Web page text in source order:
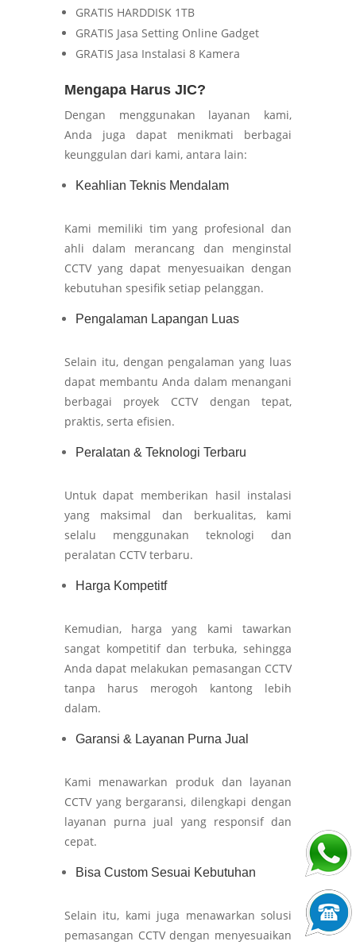
GRATIS HARDDISK 1TB
GRATIS Jasa Setting Online Gadget
GRATIS Jasa Instalasi 8 Kamera
Mengapa Harus JIC?
Dengan menggunakan layanan kami,
Anda juga dapat menikmati berbagai
keunggulan dari kami, antara lain:
Keahlian Teknis Mendalam
Kami memiliki tim yang profesional dan
ahli dalam merancang dan menginstal
CCTV yang dapat menyesuaikan dengan
kebutuhan spesifik setiap pelanggan.
Pengalaman Lapangan Luas
Selain itu, dengan pengalaman yang luas
dapat membantu Anda dalam menangani
berbagai proyek CCTV dengan tepat,
praktis, serta efisien.
Peralatan & Teknologi Terbaru
Untuk dapat memberikan hasil instalasi
yang maksimal dan berkualitas, kami
selalu menggunakan teknologi dan
peralatan CCTV terbaru.
Harga Kompetitf
Kemudian, harga yang kami tawarkan
sangat kompetitif dan terbuka, sehingga
Anda dapat melakukan pemasangan CCTV
tanpa harus merogoh kantong lebih
dalam.
Garansi & Layanan Purna Jual
Kami menawarkan produk dan layanan
CCTV yang bergaransi, dilengkapi dengan
layanan purna jual yang responsif dan
cepat.
Bisa Custom Sesuai Kebutuhan
Selain itu, kami juga menawarkan solusi
pemasangan CCTV dengan menyesuaikan